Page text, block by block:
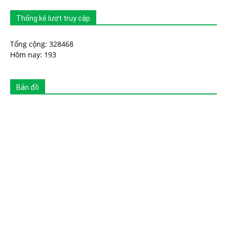
Thống kê lượt truy cập
Tổng cộng: 328468
Hôm nay: 193
Bản đồ